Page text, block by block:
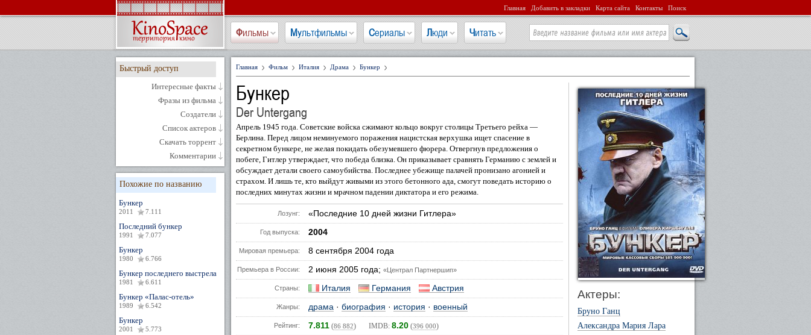
Главная Добавить в закладки Карта сайта Контакты Поиск
Фильмы Мультфильмы Сериалы Люди Читать
Быстрый доступ
Интересные факты
Фразы из фильма
Создатели
Список актеров
Скачать торрент
Комментарии
Похожие по названию
Бункер
2011 7.111
Последний бункер
1991 7.077
Бункер
1980 6.766
Бункер последнего выстрела
1981 6.611
Бункер «Палас-отель»
1989 6.542
Бункер
2001 5.773
Главная Фильм Италия Драма Бункер
Бункер
Der Untergang
Апрель 1945 года. Советские войска сжимают кольцо вокруг столицы Третьего рейха —
Берлина. Перед лицом неминуемого поражения нацистская верхушка ищет спасение в
секретном бункере, не желая покидать обезумевшего фюрера. Отвергнув предложения о
побеге, Гитлер утверждает, что победа близка. Он приказывает сравнять Германию с землей и
обсуждает детали своего самоубийства. Последнее убежище палачей пронизано агонией и
страхом. И лишь те, кто выйдут живыми из этого бетонного ада, смогут поведать историю о
последних минутах жизни и мрачном падении диктатора и его режима.
Лозунг: «Последние 10 дней жизни Гитлера»
Год выпуска: 2004
Мировая премьера: 8 сентября 2004 года
Премьера в России: 2 июня 2005 года; «Централ Партнершип»
Страны: Италия Германия Австрия
Жанры: драма · биография · история · военный
Рейтинг: 7.811 (86 882) IMDB: 8.20 (396 000)
Актеры:
Бруно Ганц
Александра Мария Лара